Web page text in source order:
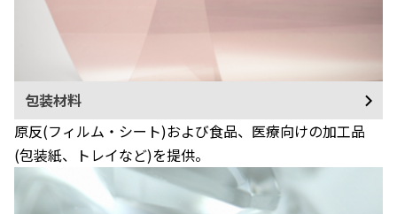
包装材料
原反(フィルム・シート)および食品、医療向けの加工品
(包装紙、トレイなど)を提供。